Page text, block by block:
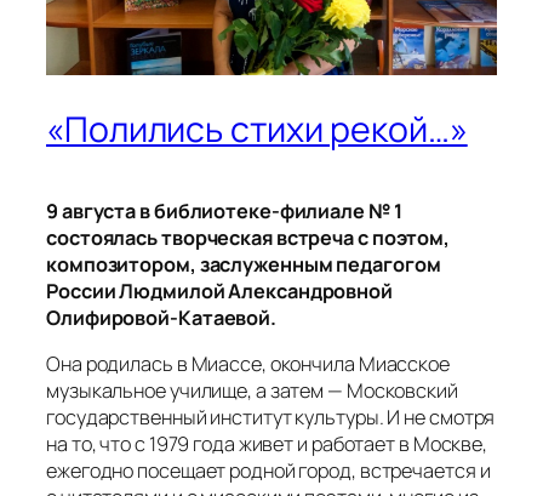
«Полились стихи рекой…»
9 августа в библиотеке-филиале № 1
состоялась творческая встреча с поэтом,
композитором, заслуженным педагогом
России Людмилой Александровной
Олифировой-Катаевой.
Она родилась в Миассе, окончила Миасское
музыкальное училище, а затем — Московский
государственный институт культуры. И не смотря
на то, что с 1979 года живет и работает в Москве,
ежегодно посещает родной город, встречается и